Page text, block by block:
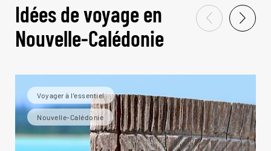
Idées de voyage en
Nouvelle-Calédonie
Voyager à l’essentiel
Nouvelle-Calédonie